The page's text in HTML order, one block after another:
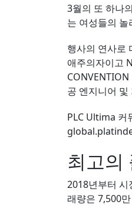
3월의 또 하나
는 여성들의
행사의 연사로
애주의자이고
공 엔지니어 및
PLC Ultima 커
최고의
2018년부터 시
래량은 7,500